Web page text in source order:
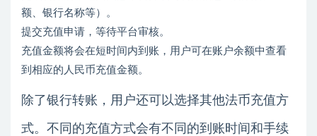
额、银行名称等）。
提交充值申请，等待平台审核。
充值金额将会在短时间内到账，用户可在账户余额中查看
到相应的人民币充值金额。
除了银行转账，用户还可以选择其他法币充值方
式。不同的充值方式会有不同的到账时间和手续